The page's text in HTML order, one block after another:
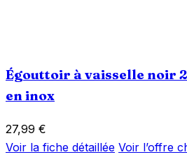
Égouttoir à vaisselle noir
en inox
27,99 €
Voir la fiche détaillée Voir l’offre